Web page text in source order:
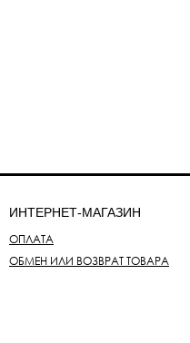
ИНТЕРНЕТ-МАГАЗИН
ОПЛАТА
ОБМЕН ИЛИ ВОЗВРАТ ТОВАРА